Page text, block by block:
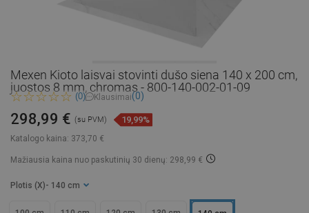
Mexen Kioto laisvai stovinti dušo siena 140 x 200 cm,
juostos 8 mm, chromas - 800-140-002-01-09
(0) Klausimai(0)
Katalogo kaina: 373,70 €
298,99 € (su PVM) 19,99%
Mažiausia kaina nuo paskutinių 30 dienų: 298,99 €
Plotis (X) - 140 cm